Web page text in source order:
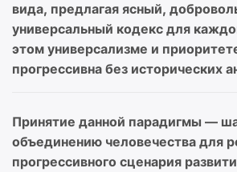
вида, предлагая ясный,
универсальный кодекс для
этом универсализме и
прогрессивна без исторических
Принятие данной парадигмы —
объединению человечества для
прогрессивного сценария